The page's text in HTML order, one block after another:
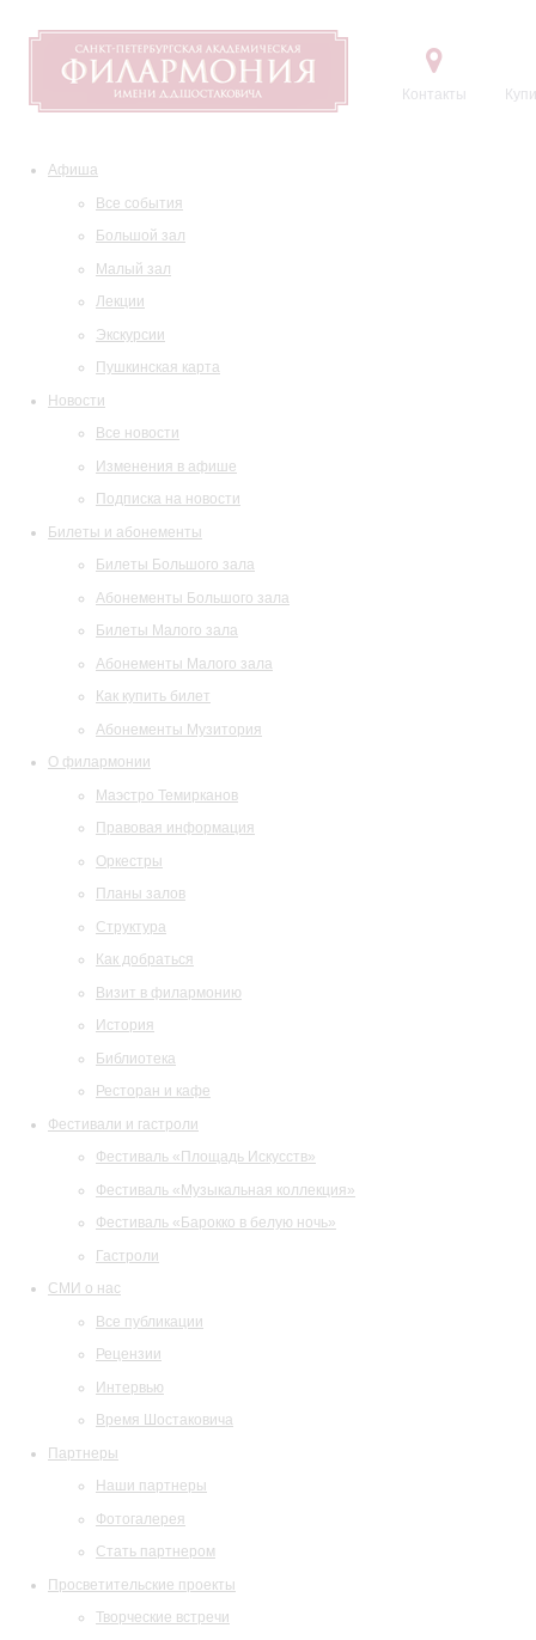
Контакты
Афиша
Все события
Большой зал
Малый зал
Лекции
Экскурсии
Пушкинская карта
Новости
Все новости
Изменения в афише
Подписка на новости
Билеты и абонементы
Билеты Большого зала
Абонементы Большого зала
Билеты Малого зала
Абонементы Малого зала
Как купить билет
Абонементы Музитория
О филармонии
Маэстро Темирканов
Правовая информация
Оркестры
Планы залов
Структура
Как добраться
Визит в филармонию
История
Библиотека
Ресторан и кафе
Фестивали и гастроли
Фестиваль «Площадь Искусств»
Фестиваль «Музыкальная коллекция»
Фестиваль «Барокко в белую ночь»
Гастроли
СМИ о нас
Все публикации
Рецензии
Интервью
Время Шостаковича
Партнеры
Наши партнеры
Фотогалерея
Стать партнером
Просветительские проекты
Творческие встречи